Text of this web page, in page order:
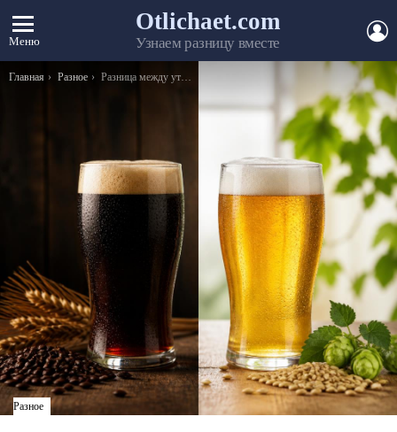
Меню
Otlichaet.com
Узнаем разницу вместе
Вы здесь:
Главная Разное Разница между утюгом и парогенератором
Разное